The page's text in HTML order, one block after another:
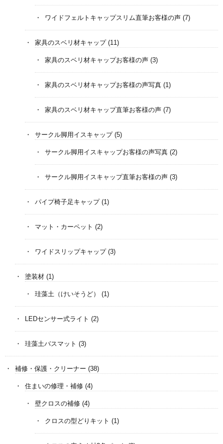
ワイドフェルトキャップスリム直筆お客様の声 (7)
家具のスベリ材キャップ(11)
家具のスベリ材キャップお客様の声 (3)
家具のスベリ材キャップお客様の声写真 (1)
家具のスベリ材キャップ直筆お客様の声 (7)
サークル脚用イスキャップ(5)
サークル脚用イスキャップお客様の声写真 (2)
サークル脚用イスキャップ直筆お客様の声 (3)
パイプ椅子足キャップ(1)
マット・カーペット (2)
ワイドスリップキャップ(3)
塗装材 (1)
珪藻土（けいそうど） (1)
LEDセンサー式ライト (2)
珪藻土バスマット (3)
補修・保護・クリーナー (38)
住まいの修理・補修 (4)
壁クロスの補修 (4)
クロスの型どりキット (1)